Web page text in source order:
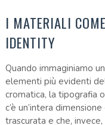
I MATERIALI
IDENTITY
Quando immaginiamo
elementi più evidenti
cromatica, la tipografia
c’è un’intera
trascurata e che,